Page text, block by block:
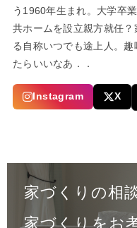
う1960年生まれ。大学卒
共ホームを設立親方就任
る自称いつでも途上人。
たらいいなあ．．
Instagram X
家づくりの相
家づくりをお